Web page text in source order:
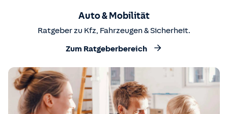
Auto & Mobilität
Ratgeber zu Kfz, Fahrzeugen & Sicherheit.
Zum Ratgeberbereich